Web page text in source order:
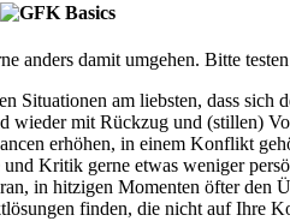
anders damit umgehen. Bitte
Situatio­nen am liebsten, dass sich
wieder mit Rückzug und (stillen)
erhöhen, in einem Konflikt
Kritik gerne etwas weniger
in hitzigen Momenten öfter den
finden, die nicht auf Ihre